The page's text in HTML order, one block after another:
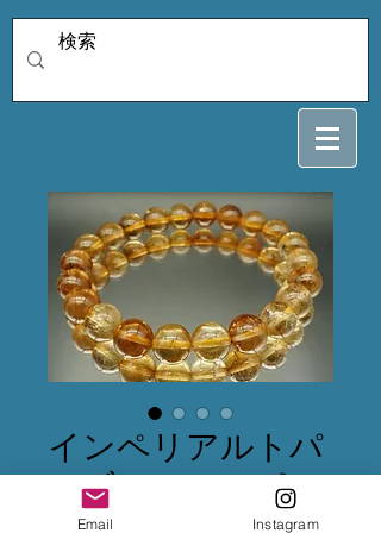
インペリアルトパ
ーズ シャンパン
ゴールド 9.5ミ
Email Instagram